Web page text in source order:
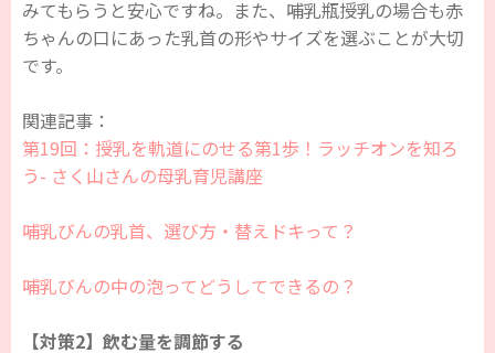
みてもらうと安心ですね。また、哺乳瓶授乳の場合も赤
ちゃんの口にあった乳首の形やサイズを選ぶことが大切
です。
関連記事：
第19回：授乳を軌道にのせる第1歩！ラッチオンを知ろ
う- さく山さんの母乳育児講座
哺乳びんの乳首、選び方・替えドキって？
哺乳びんの中の泡ってどうしてできるの？
【対策2】飲む量を調節する